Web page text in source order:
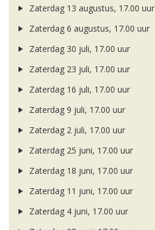
Zaterdag 13 augustus, 17.00 uur
Zaterdag 6 augustus, 17.00 uur
Zaterdag 30 juli, 17.00 uur
Zaterdag 23 juli, 17.00 uur
Zaterdag 16 juli, 17.00 uur
Zaterdag 9 juli, 17.00 uur
Zaterdag 2 juli, 17.00 uur
Zaterdag 25 juni, 17.00 uur
Zaterdag 18 juni, 17.00 uur
Zaterdag 11 juni, 17.00 uur
Zaterdag 4 juni, 17.00 uur